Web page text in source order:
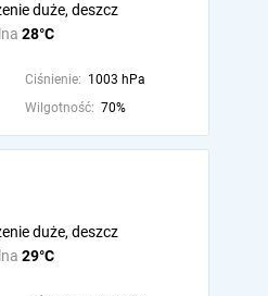
28°C
duże, deszcz
Ciśnienie: 1003 hPa
Wilgotność: 70%
29°C
duże, deszcz